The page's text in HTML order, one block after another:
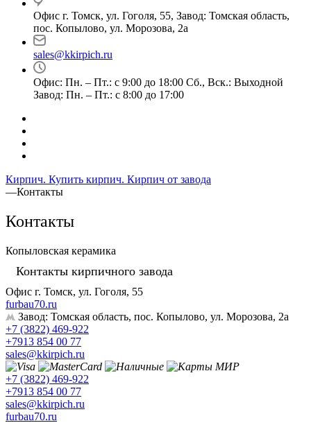
Офис г. Томск, ул. Гоголя, 55, Завод: Томская область,
пос. Копылово, ул. Морозова, 2а
sales@kkirpich.ru
Офис: Пн. – Пт.: с 9:00 до 18:00 Сб., Вск.: Выходной
Завод: Пн. – Пт.: с 8:00 до 17:00
Кирпич. Купить кирпич. Кирпич от завода
—Контакты
Контакты
Копыловская керамика
Контакты кирпичного завода
Офис г. Томск, ул. Гоголя, 55
furbau70.ru
Завод: Томская область, пос. Копылово, ул. Морозова, 2а
+7 (3822) 469-922
+7913 854 00 77
sales@kkirpich.ru
+7 (3822) 469-922
+7913 854 00 77
sales@kkirpich.ru
furbau70.ru